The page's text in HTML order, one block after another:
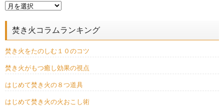
焚き火コラムランキング
焚き火をたのしむ１０のコツ
焚き火がもつ癒し効果の視点
はじめて焚き火の８つ道具
はじめて焚き火の火おこし術